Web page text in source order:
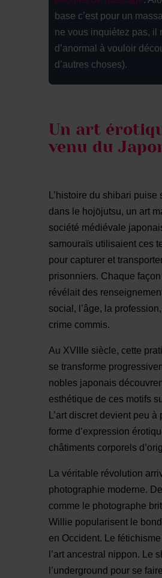
base c’est pour un
ne vous inquiétez pas, il
d’anormal à vouloir
d’autres choses).
Un art
venu du
L’histoire du shibari
dans le hojōjutsu, un art
société médiévale
samouraïs utilisaient ces
pour capturer et
prisonniers. Chaque
révélait des
social, l’âge, la
crime commis.
Au XVIIIe siècle, cette
se transforme
nobles japonais
esthétique de ces motifs
L’art discret devient peu à
forme d’expression
châtiments corporels
La véritable révolution
photographie moderne.
comme le photographe
Willie popularisent le
en Occident. Le
l’art ancestral nippon. Le
l’underground pour se